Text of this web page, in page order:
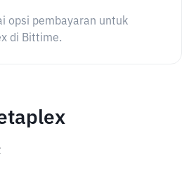
opsi pembayaran untuk
di Bittime.